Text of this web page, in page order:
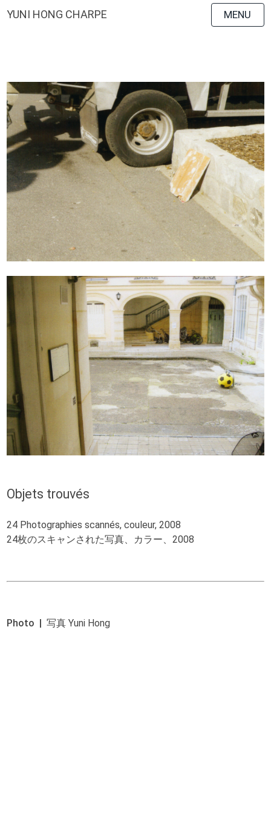
YUNI HONG CHARPE MENU
Objets trouvés
24 Photographies scannés, couleur, 2008
24枚のスキャンされた写真、カラー、2008
Photo | 写真Yuni Hong